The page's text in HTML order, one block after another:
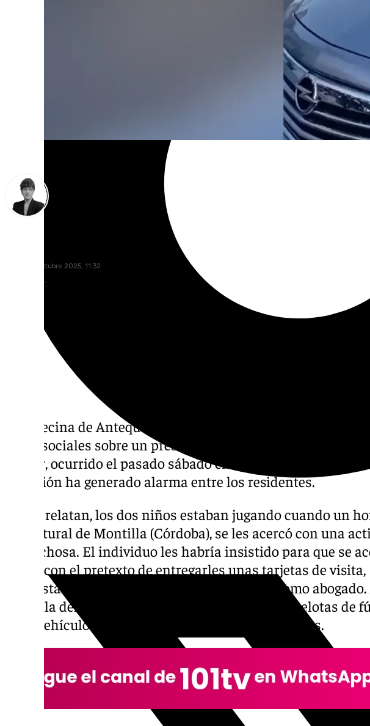
lunes, 20 octubre 2025, 11:32
Compartir:
Una vecina de Antequera ha realizado una denuncia
redes sociales sobre un presunto intento de secuestro de
menor, ocurrido el pasado sábado en un parque del barrio
situación ha generado alarma entre los residentes.
Según relatan, los dos niños estaban jugando cuando un
ser natural de Montilla (Córdoba), se les acercó con una
sospechosa. El individuo les habría insistido para que se
coche con el pretexto de entregarles unas tarjetas de visita,
supuestamente relacionadas con su trabajo como
según la denuncia, el hombre habría mostrado pelotas de
en el vehículo como intento de atraer a los menores.